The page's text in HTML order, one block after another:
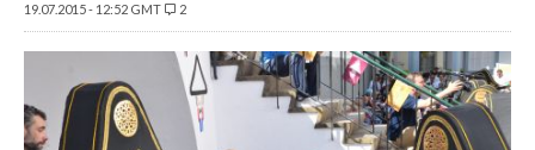
19.07.2015 - 12:52 GMT
2